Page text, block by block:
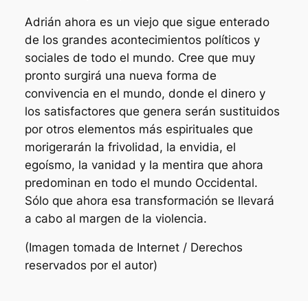
Adrián ahora es un viejo que sigue enterado
de los grandes acontecimientos políticos y
sociales de todo el mundo. Cree que muy
pronto surgirá una nueva forma de
convivencia en el mundo, donde el dinero y
los satisfactores que genera serán sustituidos
por otros elementos más espirituales que
morigerarán la frivolidad, la envidia, el
egoísmo, la vanidad y la mentira que ahora
predominan en todo el mundo Occidental.
Sólo que ahora esa transformación se llevará
a cabo al margen de la violencia.
(Imagen tomada de Internet / Derechos
reservados por el autor)